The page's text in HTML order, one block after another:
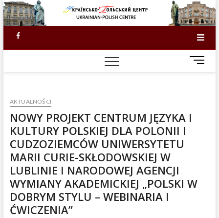
Skip
to
content
Facebook
M
e
AKTUALNOŚCI
NOWY PROJEKT CENTRUM JĘZYKA I
KULTURY POLSKIEJ DLA POLONII I
CUDZOZIEMCÓW UNIWERSYTETU
MARII CURIE-SKŁODOWSKIEJ W
LUBLINIE I NARODOWEJ AGENCJI
WYMIANY AKADEMICKIEJ „POLSKI W
DOBRYM STYLU – WEBINARIA I
ĆWICZENIA”